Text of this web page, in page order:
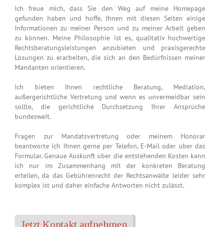
Erbrecht ?
Familienrecht ?
Ich freue mich, dass Sie den Weg auf meine Homepage
gefunden haben und hoffe, Ihnen mit diesen Seiten einige
Informationen zu meiner Person und zu meiner Arbeit geben
zu können. Meine Philosophie ist es, qualitativ hochwertige
Rechtsberatungsleistungen anzubieten und praxisgerechte
Lösungen zu erarbeiten, die sich an den Bedürfnissen meiner
Mandanten orientieren.
Ich bieten Ihnen rechtliche Beratung, Mediation,
außergerichtliche Vertretung und wenn es unvermeidbar sein
sollte, die gerichtliche Durchsetzung Ihrer Ansprüche
bundesweit.
Fragen zur Mandatsvertretung oder meinem Honorar
beantworte ich Ihnen gerne per Telefon, E-Mail oder über das
Formular. Genaue Auskunft über die entstehenden Kosten kann
ich nur im Zusammenhang mit der konkreten Beratung
erteilen, da das Gebührenrecht der Rechtsanwälte leider sehr
komplex ist und daher einfache Antworten nicht zulässt.
Jetzt Kontakt aufnehmen